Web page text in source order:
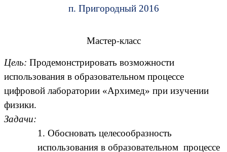
п. Пригородный 2016
Мастер-класс
Цель: Продемонстрировать возможности
использования в образовательном процессе
цифровой лаборатории «Архимед» при изучении
физики.
Задачи:
1. Обосновать целесообразность
использования в образовательном процессе